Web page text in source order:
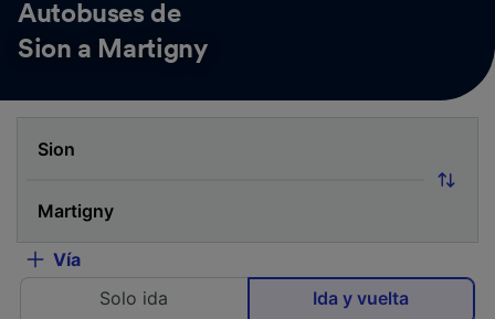
Autobuses de
Sion a Martigny
Vía
Solo ida
Ida y vuelta